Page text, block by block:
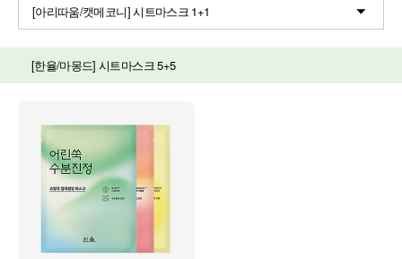
[아리따움/캣메코니] 시트마스크 1+1
[한율/마몽드] 시트마스크 5+5